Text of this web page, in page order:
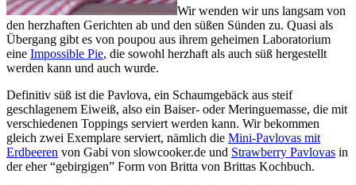
Wir wenden wir uns langsam von
den herzhaften Gerichten ab und den süßen Sünden zu. Quasi als
Übergang gibt es von poupou aus ihrem geheimen Laboratorium
eine Impossible Pie, die sowohl herzhaft als auch süß hergestellt
werden kann und auch wurde.
Definitiv süß ist die Pavlova, ein Schaumgebäck aus steif
geschlagenem Eiweiß, also ein Baiser- oder Meringuemasse, die mit
verschiedenen Toppings serviert werden kann. Wir bekommen
gleich zwei Exemplare serviert, nämlich die Mini-Pavlovas mit
Erdbeeren von Gabi von slowcooker.de und Strawberry Pavlovas in
der eher “gebirgigen” Form von Britta von Brittas Kochbuch.